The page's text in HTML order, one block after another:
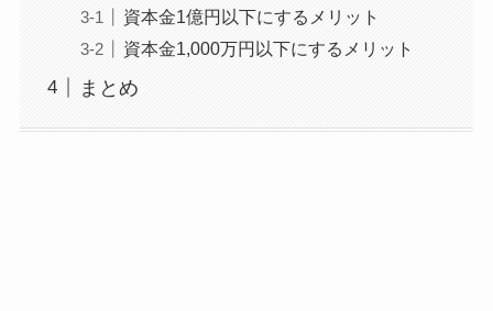
資本金1億円以下にするメリット
資本金1,000万円以下にするメリット
まとめ